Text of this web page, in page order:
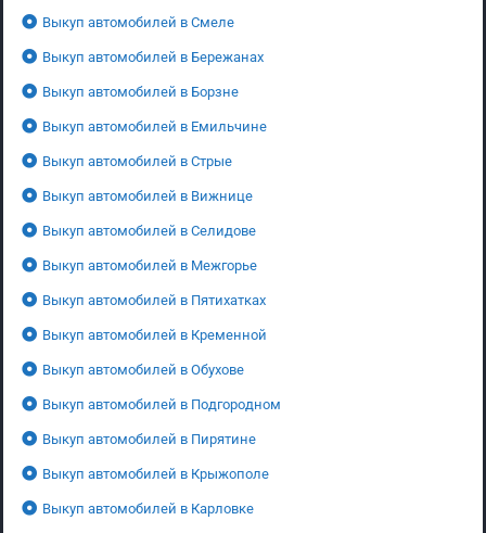
Выкуп автомобилей в Смеле
Выкуп автомобилей в Бережанах
Выкуп автомобилей в Борзне
Выкуп автомобилей в Емильчине
Выкуп автомобилей в Стрые
Выкуп автомобилей в Вижнице
Выкуп автомобилей в Селидове
Выкуп автомобилей в Межгорье
Выкуп автомобилей в Пятихатках
Выкуп автомобилей в Кременной
Выкуп автомобилей в Обухове
Выкуп автомобилей в Подгородном
Выкуп автомобилей в Пирятине
Выкуп автомобилей в Крыжополе
Выкуп автомобилей в Карловке